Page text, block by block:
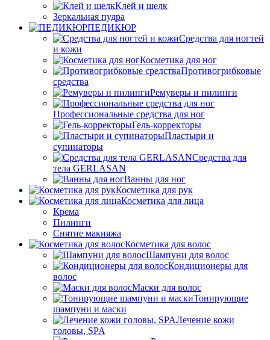
Клей и шелк
Зеркальная пудра
ПЕДИКЮР
Средства для ногтей
и кожи
Косметика для ног
Противогрибковые
средства
Ремуверы и пилинги
Профессиональные средства для ног
Гель-корректоры
Пластыри и
супинаторы
Средства для
тела GERLASAN
Ванны для ног
Косметика для рук
Косметика для лица
Крема
Пилинги
Снятие макияжа
Косметика для волос
Шампуни для волос
Кондиционеры для
волос
Маски для волос
Тонирующие
шампуни и маски
Лечение кожи
головы, SPA